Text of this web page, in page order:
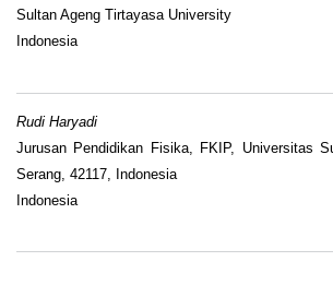
Sultan Ageng Tirtayasa University
Indonesia
Rudi Haryadi
Jurusan Pendidikan Fisika, FKIP, Universitas
Serang, 42117, Indonesia
Indonesia